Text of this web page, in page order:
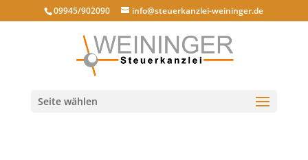
09945/902090 info@steuerkanzlei-weininger.de
Seite wählen